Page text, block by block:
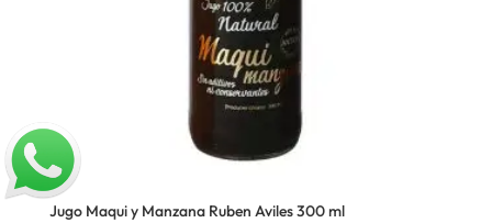
Jugo Maqui y Manzana Ruben Aviles 300 ml